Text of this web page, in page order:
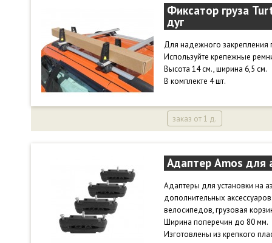
Фиксатор груза
дуг
Для надежного закрепления
Используйте крепежные
Высота 14 см., ширина 6,5 см.
В комплекте 4 шт.
заказ от 1 д.
Адаптер Amos для
Адаптеры для установки на
дополнительных
велосипедов, грузовая
Ширина поперечин до 80 мм.
Изготовлены из крепкого